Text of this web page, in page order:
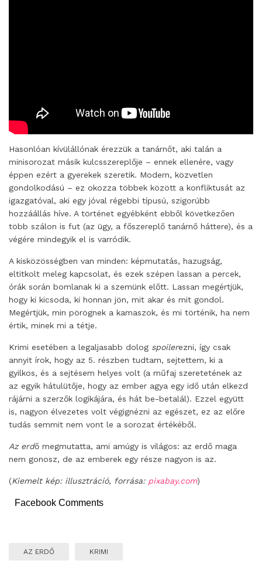
Hasonlóan kívülállónak érezzük a tanárnőt, aki talán a
minisorozat másik kulcsszereplője – ennek ellenére, vagy
éppen ezért a gyerekek szeretik. Modern, közvetlen
gondolkodású – ez okozza többek között a konfliktusát az
igazgatóval, aki egy jóval régebbi típusú, szigorúbb
hozzáállás híve. A történet egyébként ebből következően
több szálon is fut (az ügy, a főszereplő tanárnő háttere), és a
végére mindegyik el is varródik.
A kisközösségben van minden: képmutatás, hazugság,
eltitkolt meleg kapcsolat, és ezek szépen lassan a percek,
órák során bomlanak ki a szemünk előtt. Lassan megértjük,
hogy ki kicsoda, ki honnan jön, mit akar és mit gondol.
Megértjük, min pörögnek a kamaszok, és mi történik, ha nem
értik, minek mi a tétje.
Krimi esetében a legaljasabb dolog spoilerezni, így csak
annyit írok, hogy az 5. részben tudtam, sejtettem, ki a
gyilkos, és a sejtésem helyes volt (a műfaj szeretetének az
az egyik hátulütője, hogy az ember agya egy idő után elkezd
rájárni a szerzők logikájára, és hát be-betalál). Ezzel együtt
is, nagyon élvezetes volt végignézni az egészet, ez az előre
tudás semmit nem vont le a sorozat értékéből.
Az erdő megmutatta, ami amúgy is világos: az erdő maga
nem gonosz, de az emberek egy része nagyon is az.
(Kiemelt kép: illusztráció, forrása: pixabay.com)
Facebook Comments
AZ ERDŐ KRIMI